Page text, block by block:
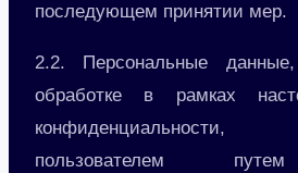
последующем принятии мер.
2.2. Персональные
обработке в рамках
конфиденциальности,
пользователем